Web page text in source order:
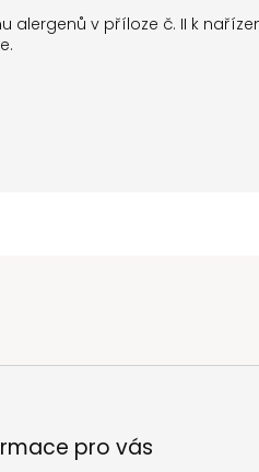
v příloze č. II k nařízení
pro vás